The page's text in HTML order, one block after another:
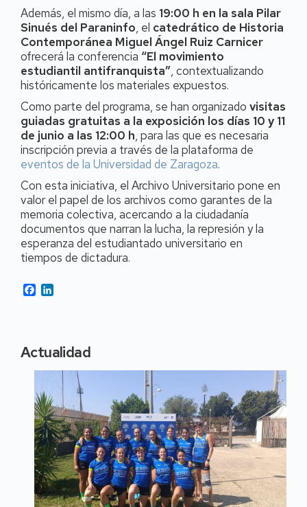
Además, el mismo día, a las 19:00 h en la sala Pilar
Sinués del Paraninfo, el catedrático de Historia
Contemporánea Miguel Ángel Ruiz Carnicer
ofrecerá la conferencia “El movimiento
estudiantil antifranquista”, contextualizando
históricamente los materiales expuestos.
Como parte del programa, se han organizado visitas
guiadas gratuitas a la exposición los días 10 y 11
de junio a las 12:00 h, para las que es necesaria
inscripción previa a través de la plataforma de
eventos de la Universidad de Zaragoza.
Con esta iniciativa, el Archivo Universitario pone en
valor el papel de los archivos como garantes de la
memoria colectiva, acercando a la ciudadanía
documentos que narran la lucha, la represión y la
esperanza del estudiantado universitario en
tiempos de dictadura.
Facebook
Actualidad